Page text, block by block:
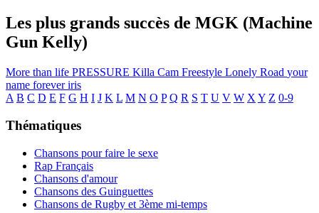
Les plus grands succès de MGK (Machine
Gun Kelly)
More than life PRESSURE Killa Cam Freestyle Lonely Road your
name foreveriris
A B C D E F G H I J K L M N O P Q R S T U V W X Y Z 0-9
Thématiques
Chansons pour faire le sexe
Rap Français
Chansons d'amour
Chansons des Guinguettes
Chansons de Rugby et 3ème mi-temps